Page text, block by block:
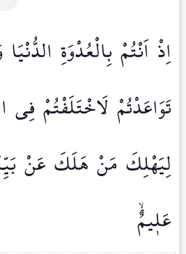
اِذْ اَنْتُمْبِالْعُدْوَةِ الدُّنْيَا
تَوَاعَدْتُمْ لَاخْتَلَفْتُمْفِي
لِيَهْلِكَ مَنْ هَلَكَ عَنْ
عَل۪يمٌۙ